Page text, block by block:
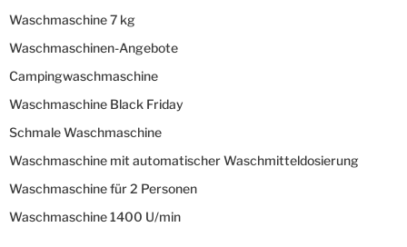
Waschmaschine 7 kg
Waschmaschinen-Angebote
Campingwaschmaschine
Waschmaschine Black Friday
Schmale Waschmaschine
Waschmaschine mit automatischer Waschmitteldosierung
Waschmaschine für 2 Personen
Waschmaschine 1400 U/min